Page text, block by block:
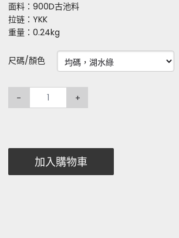
面料：900D古池料
拉链：YKK
重量：0.24kg
尺碼/顏色
- +
加入購物車